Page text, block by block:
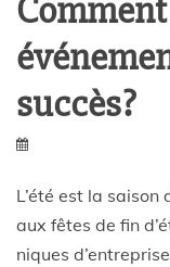
succès?
L’été est la
aux fêtes de fin
niques